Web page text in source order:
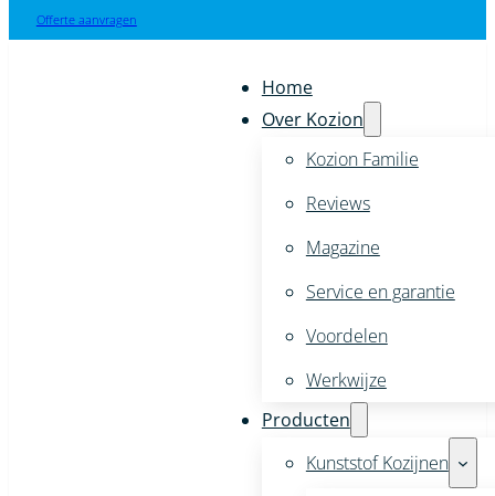
Offerte aanvragen
Home
Over Kozion
Kozion Familie
Reviews
Magazine
Service en garantie
Voordelen
Werkwijze
Producten
Kunststof Kozijnen